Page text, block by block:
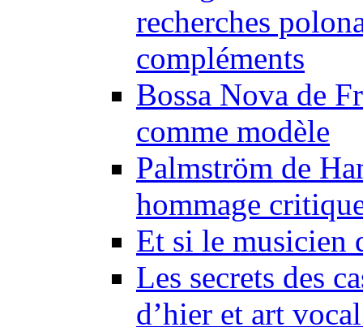
recherches
compléments
Bossa Nova de
comme modèle
Palmström de
hommage
Et si le musicien
Les secrets des
d’hier et art